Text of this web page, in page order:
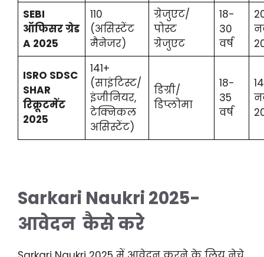
SEBI
ऑफिसर ग्रेड
A 2025
110
(असिस्टेंट
मैनेजर)
ग्रेजुएट/
पोस्ट
ग्रेजुएट
18-
30
वर्ष
ISRO SDSC
SHAR
रिक्रूटमेंट
2025
141+
(साइंटिस्ट/
इंजीनियर,
टेक्निकल
असिस्टेंट)
डिग्री/
डिप्लोमा
18-
35
वर्ष
14
Sarkari Naukri 2025-
आवेदन कैसे करे